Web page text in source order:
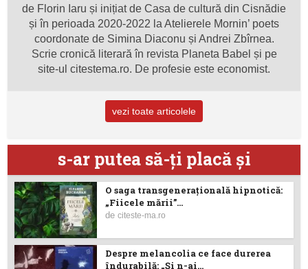
de Florin Iaru și inițiat de Casa de cultură din Cisnădie
și în perioada 2020-2022 la Atelierele Mornin’ poets
coordonate de Simina Diaconu și Andrei Zbîrnea.
Scrie cronică literară în revista Planeta Babel și pe
site-ul citestema.ro. De profesie este economist.
vezi toate articolele
s-ar putea să-ţi placă şi
O saga transgenerațională hipnotică:
„Fiicele mării”...
deciteste-ma.ro
Despre melancolia ce face durerea
îndurabilă: „Și n-ai...